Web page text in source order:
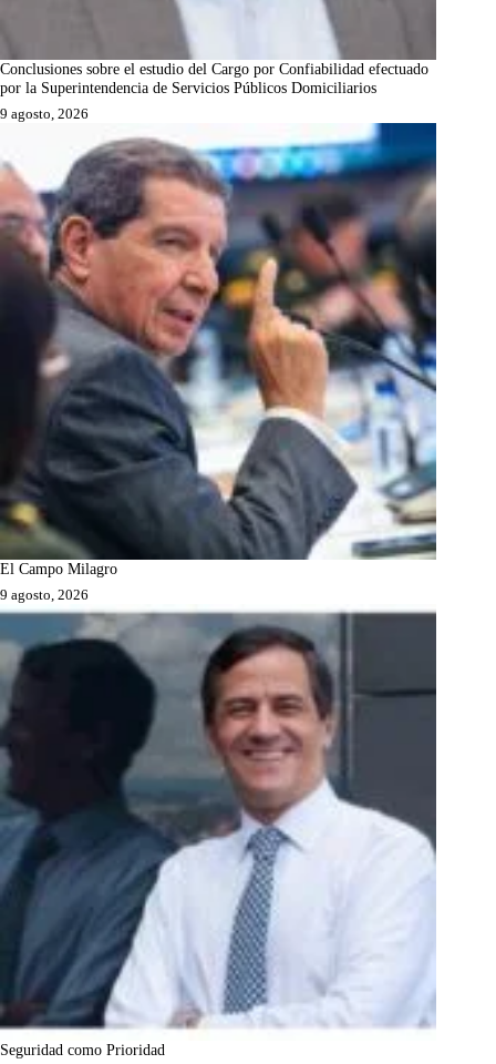
Conclusiones sobre el estudio del Cargo por Confiabilidad efectuado
por la Superintendencia de Servicios Públicos Domiciliarios
9 agosto, 2026
El Campo Milagro
9 agosto, 2026
Seguridad como Prioridad